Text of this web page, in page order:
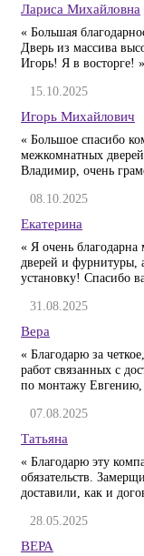
Лариса Михайловна
« Большая
Дверь из массива
Игорь! Я в восторге!
15.10.2025
Игорь Михайлович
« Большое спасибо
межкомнатных
Владимир, очень
08.10.2025
Екатерина
« Я очень
дверей и фурнитуры,
установку! Спасибо
31.08.2025
Вера
« Благодарю за
работ связанных с
по монтажу Евгению,
07.08.2025
Татьяна
« Благодарю эту
обязательств.
доставили, как и
28.05.2025
ВЕРА